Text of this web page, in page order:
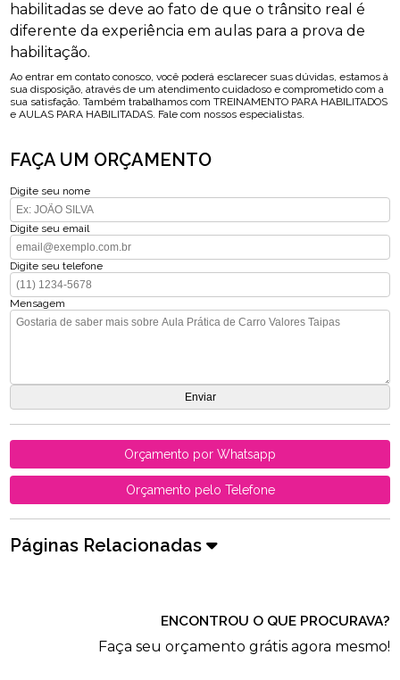
habilitadas se deve ao fato de que o trânsito real é
diferente da experiência em aulas para a prova de
habilitação.
Ao entrar em contato conosco, você poderá esclarecer suas dúvidas, estamos à
sua disposição, através de um atendimento cuidadoso e comprometido com a
sua satisfação. Também trabalhamos com TREINAMENTO PARA HABILITADOS
e AULAS PARA HABILITADAS. Fale com nossos especialistas.
FAÇA UM ORÇAMENTO
Digite seu nome
Digite seu email
Digite seu telefone
Mensagem
Orçamento por Whatsapp
Orçamento pelo Telefone
Páginas Relacionadas
ENCONTROU O QUE PROCURAVA?
Faça seu orçamento grátis agora mesmo!